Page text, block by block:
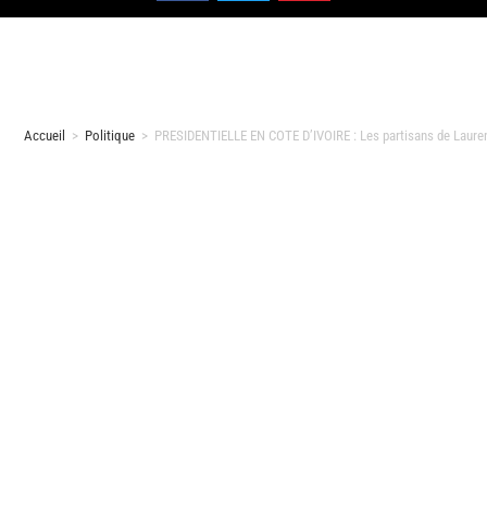
Accueil > Politique > PRESIDENTIELLE EN COTE D’IVOIRE : Les partisans de